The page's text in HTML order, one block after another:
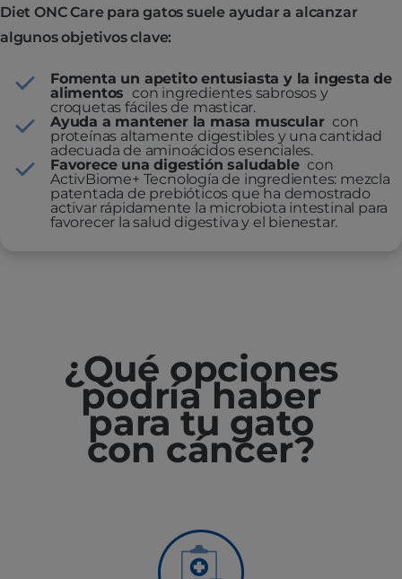
Diet ONC Care para gatos suele ayudar a alcanzar
algunos objetivos clave:
Fomenta un apetito entusiasta y la ingesta de
alimentos con ingredientes sabrosos y
croquetas fáciles de masticar.
Ayuda a mantener la masa muscular con
proteínas altamente digestibles y una cantidad
adecuada de aminoácidos esenciales.
Favorece una digestión saludable con
ActivBiome+ Tecnología de ingredientes: mezcla
patentada de prebióticos que ha demostrado
activar rápidamente la microbiota intestinal para
favorecer la salud digestiva y el bienestar.
¿Qué opciones
podría haber
para tu gato
con cáncer?